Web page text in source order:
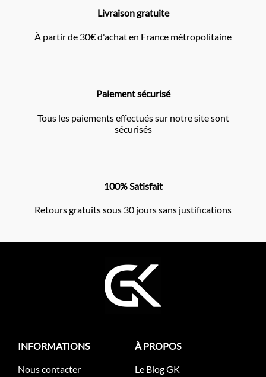
Livraison gratuite
À partir de 30€ d'achat en France métropolitaine
Paiement sécurisé
Tous les paiements effectués sur notre site sont
sécurisés
100% Satisfait
Retours gratuits sous 30 jours sans justifications
INFORMATIONS
Nous contacter
À PROPOS
Le Blog GK